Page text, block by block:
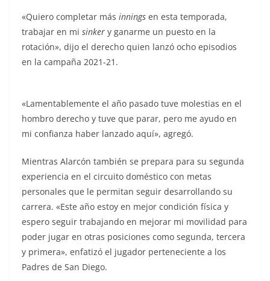
«Quiero completar más innings en esta temporada,
trabajar en mi sinker y ganarme un puesto en la
rotación», dijo el derecho quien lanzó ocho episodios
en la campaña 2021-21.
«Lamentablemente el año pasado tuve molestias en el
hombro derecho y tuve que parar, pero me ayudo en
mi confianza haber lanzado aquí», agregó.
Mientras Alarcón también se prepara para su segunda
experiencia en el circuito doméstico con metas
personales que le permitan seguir desarrollando su
carrera. «Este año estoy en mejor condición física y
espero seguir trabajando en mejorar mi movilidad para
poder jugar en otras posiciones como segunda, tercera
y primera», enfatizó el jugador perteneciente a los
Padres de San Diego.